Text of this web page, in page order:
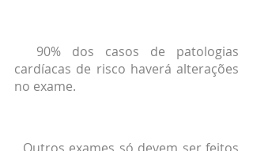
cardíacas de risco haverá alterações
no exame.